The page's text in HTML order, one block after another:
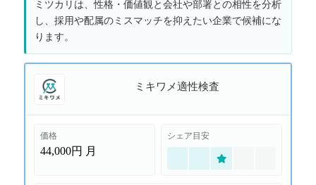
ミツカリは、性格・価値観と会社や部署との相性を分析
し、採用や配属のミスマッチを抑えたい企業で候補にな
ります。
ミキワメ適性検査
価格
44,000円 月
シェア目安